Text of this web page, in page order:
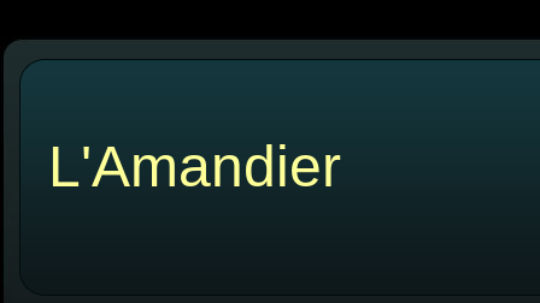
L'Amandier